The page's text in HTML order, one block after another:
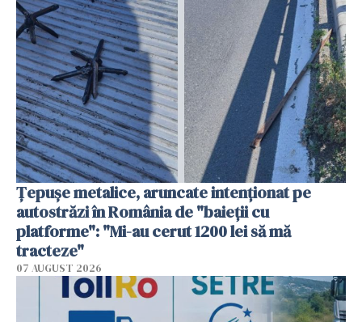
Țepușe metalice, aruncate intenționat pe
autostrăzi în România de "baieții cu
platforme": "Mi-au cerut 1200 lei să mă
tracteze"
07 AUGUST 2026